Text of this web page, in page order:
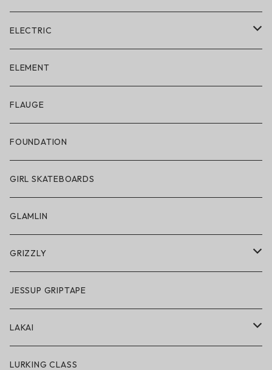
ELECTRIC
ELECTRIC × ON THE ROAM
アパレル
帽子
サングラス
スノーゴーグル
アクセサリー・小物
ELEMENT
FLAUGE
FOUNDATION
GIRL SKATEBOARDS
GLAMLIN
GRIZZLY
GRIZZLY × POLeR
アパレル
ハードグッズ
JESSUP GRIPTAPE
LAKAI
LAKAI × POLeR
LURKING CLASS